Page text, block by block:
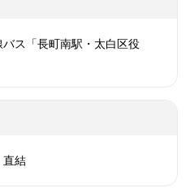
ス「長町南駅・太白区役
直結